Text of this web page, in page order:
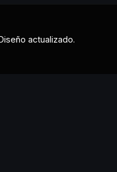
actualizado.